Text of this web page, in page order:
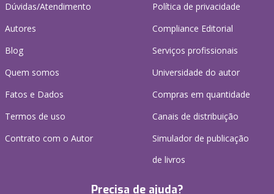
Dúvidas/Atendimento
Autores
Blog
Quem somos
Fatos e Dados
Termos de uso
Contrato com o Autor
Política de privacidade
Compliance Editorial
Serviços profissionais
Universidade do autor
Compras em quantidade
Canais de distribuição
Simulador de publicação
de livros
Precisa de ajuda?